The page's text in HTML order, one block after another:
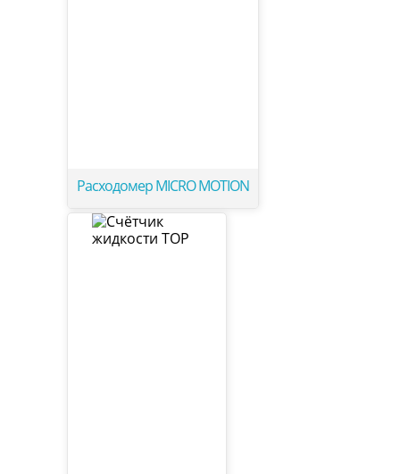
Расходомер MICRO MOTION